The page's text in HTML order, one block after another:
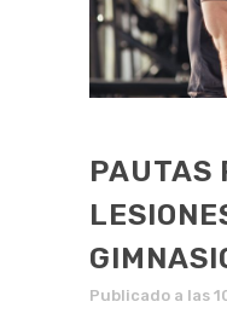
PAUTAS
Publicado a las